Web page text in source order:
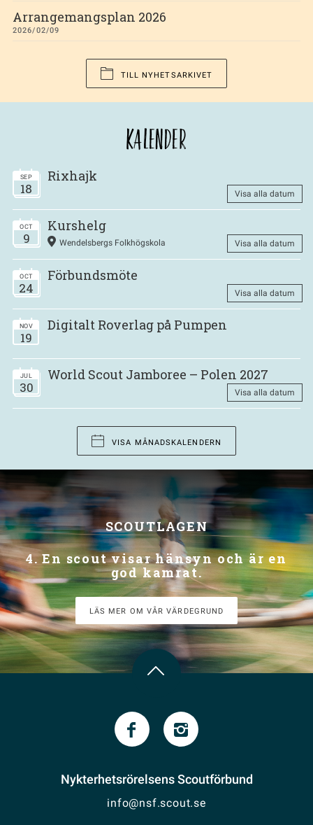
Arrangemangsplan 2026
2026/02/09
TILL NYHETSARKIVET
KALENDER
SEP
18
Rixhajk
Visa alla datum
OCT
9
Kurshelg
Wendelsbergs Folkhögskola Visa alla datum
OCT
24
Förbundsmöte
Visa alla datum
NOV
19
Digitalt Roverlag på Pumpen
JUL
30
World Scout Jamboree – Polen 2027
Visa alla datum
VISA MÅNADSKALENDERN
SCOUTLAGEN
4. En scout visar hänsyn och är en
god kamrat.
LÄS MER OM VÅR VÄRDEGRUND
Nykterhetsrörelsens Scoutförbund
info@nsf.scout.se